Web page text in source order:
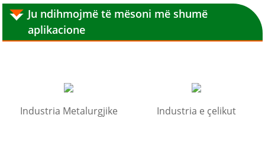
Ju ndihmojmë të mësoni më shumë
aplikacione
Industria Metalurgjike Industria e çelikut